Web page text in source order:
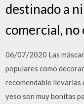
destinado a
comercial, no
06/07/2020 Las
populares como
recomendable llevarlas
yeso son muy bonitas